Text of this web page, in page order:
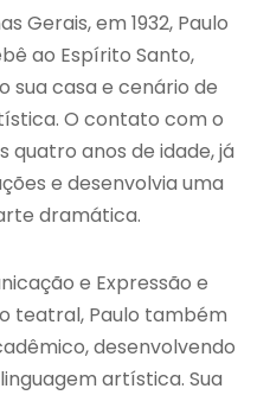
Gerais, em 1932, Paulo
ao Espírito Santo,
sua casa e cenário de
O contato com o
anos de idade, já
e desenvolvia uma
dramática.
e Expressão e
teatral, Paulo também
desenvolvendo
artística. Sua